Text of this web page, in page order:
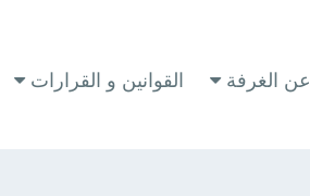
عن الغرفة القوانين و القرارات